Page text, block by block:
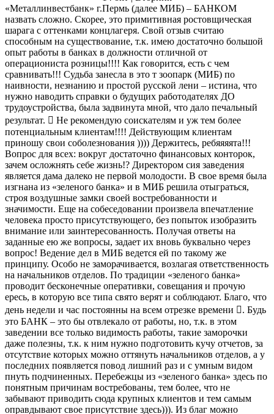
«Металлинвестбанк» г.Пермь (далее МИБ) – БАНКОМ
назвать сложно. Скорее, это примитивная ростовщическая
шарага с оттенками концлагеря. Свой отзыв считаю
способным на существование, т.к. имею достаточно большой
опыт работы в банках в должности отличной от
операциониста розницы!!!! Как говорится, есть с чем
сравнивать!!! Судьба занесла в это т зоопарк (МИБ) по
наивности, незнанию и простой русской лени – истина, что
нужно наводить справки о будущих работодателях ДО
трудоустройства, была задвинута мной, что дало печальный
результат.  Не рекомендую соискателям и уж тем более
потенциальным клиентам!!!! Действующим клиентам
приношу свои соболезнования )))) Держитесь, ребяяяята!!!
Вопрос для всех: вокруг достаточно финансовых конторок,
зачем осложнять себе жизнь!? Директором сия заведения
является дама далеко не первой молодости. В свое время была
изгнана из «зеленого банка» и в МИБ решила отыграться,
строя воздушные замки своей востребованности и
значимости. Еще на собеседовании произвела впечатление
человека просто присутствующего, без попыток изобразить
внимание или заинтересованность. Получая ответы на
заданные ею же вопросы, задает их вновь буквально через
вопрос! Ведение дел в МИБ ведется ей по такому же
принципу. Особо не заморачивается, возлагая ответственность
на начальников отделов. По традиции «зеленого банка»
проводит бесконечные оперативки, совещания и прочую
ересь, в которую все типа свято верят и соблюдают. Благо, что
день недели и час постоянны на всем отрезке времени . Будь
это БАНК – это бы отвлекало от работы, но, т.к. в этом
заведении все только видимость работы, такие заморочки
даже полезны, т.к. к ним нужно подготовить кучу отчетов, за
отсутствие которых можно оттянуть начальников отделов, а у
последних появляется повод лишний раз и с умным видом
пнуть подчиненных. Перебежцы из «зеленого банка» здесь по
понятным причинам востребованы, тем более, что не
забывают приводить сюда крупных клиентов и тем самым
оправдывают свое присутствие здесь))). Из благ можно